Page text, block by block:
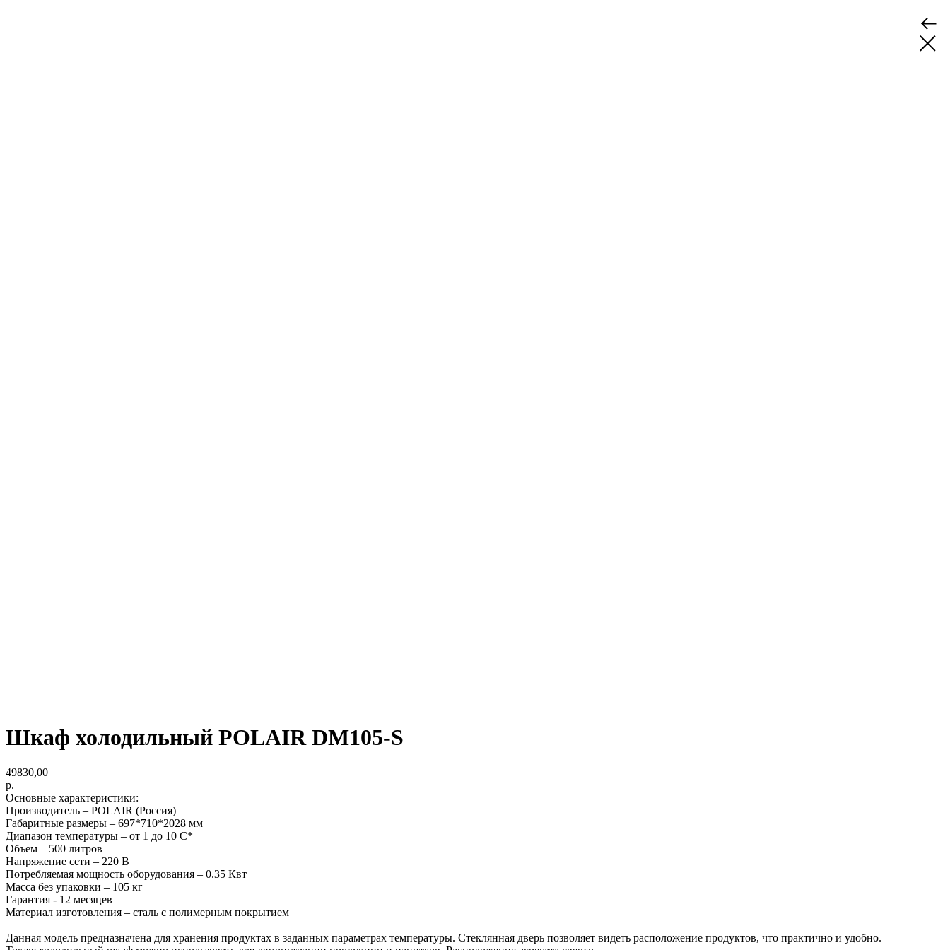
Шкаф холодильный POLAIR DM105-S
49830,00
р.
Основные характеристики:
Производитель – POLAIR (Россия)
Габаритные размеры – 697*710*2028 мм
Диапазон температуры – от 1 до 10 С*
Объем – 500 литров
Напряжение сети – 220 В
Потребляемая мощность оборудования – 0.35 Квт
Масса без упаковки – 105 кг
Гарантия - 12 месяцев
Материал изготовления – сталь с полимерным покрытием
Данная модель предназначена для хранения продуктах в заданных параметрах температуры. Стеклянная дверь позволяет видеть расположение продуктов, что практично и удобно.